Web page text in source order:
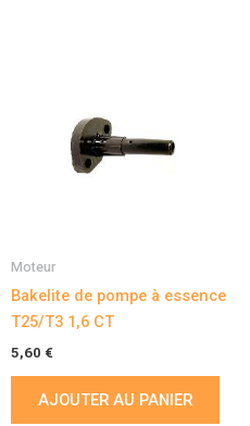
Moteur
Bakelite de pompe à essence
T25/T3 1,6 CT
5,60 €
AJOUTER AU PANIER